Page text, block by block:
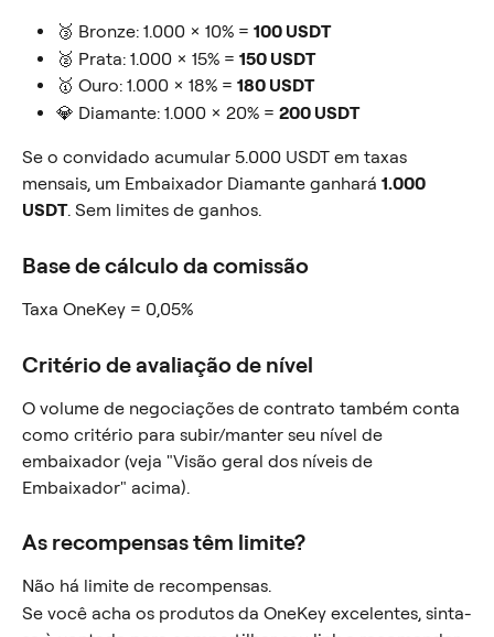
🥉 Bronze: 1.000 × 10% = 100 USDT
🥈 Prata: 1.000 × 15% = 150 USDT
🥇 Ouro: 1.000 × 18% = 180 USDT
💎 Diamante: 1.000 × 20% = 200 USDT
Se o convidado acumular 5.000 USDT em taxas
mensais, um Embaixador Diamante ganhará 1.000
USDT. Sem limites de ganhos.
Base de cálculo da comissão
Taxa OneKey = 0,05%
Critério de avaliação de nível
O volume de negociações de contrato também conta
como critério para subir/manter seu nível de
embaixador (veja "Visão geral dos níveis de
Embaixador" acima).
As recompensas têm limite?
Não há limite de recompensas.
Se você acha os produtos da OneKey excelentes, sinta-